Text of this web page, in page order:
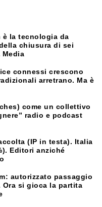
è la tecnologia da
chiusura di sei
connessi crescono
arretrano. Ma è
come un collettivo
radio e podcast
(IP in testa). Italia
Editori anziché
autorizzato passaggio
Ora si gioca la partita